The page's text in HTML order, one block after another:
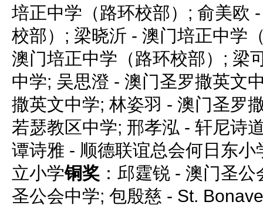
培正中学（路环校部）; 俞美欧
校部）; 梁晓沂 - 澳门培正中学
澳门培正中学（路环校部）; 梁
中学; 吴思澄 - 澳门圣罗撒英文
撒英文中学; 林姿羽 - 澳门圣罗
若瑟教区中学; 邢孝泓 - 轩尼诗
谭诗雅 - 顺德联谊总会何日东
立小学铜奖 ：邱霆锐 - 澳门圣
圣公会中学; 包殷慈 - St.